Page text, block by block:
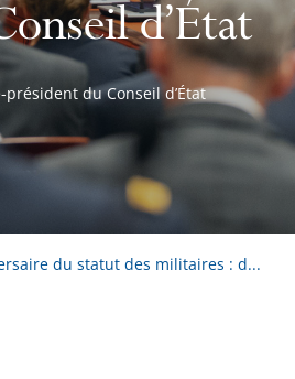
d’État
du Conseil d’État
du statut des militaires : d...